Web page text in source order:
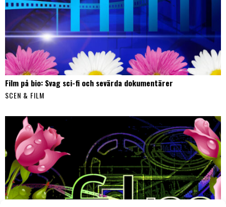
Film på bio: Svag sci-fi och sevärda dokumentärer
SCEN & FILM